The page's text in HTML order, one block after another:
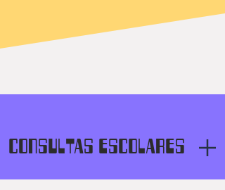
CONSULTAS ESCOLARES